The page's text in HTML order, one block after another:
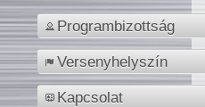
Programbizottság
Versenyhelyszín
Kapcsolat